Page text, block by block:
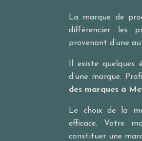
La marque de
différencier les
provenant d’une
Il existe
d’une marque.
des marques à
Le choix de la
efficace. Votre
constituer une